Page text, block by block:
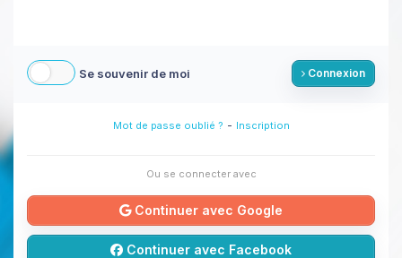
Se souvenir de moi Connexion
Mot de passe oublié ? - Inscription
Ou se connecter avec
Continuer avec Google
Continuer avec Facebook